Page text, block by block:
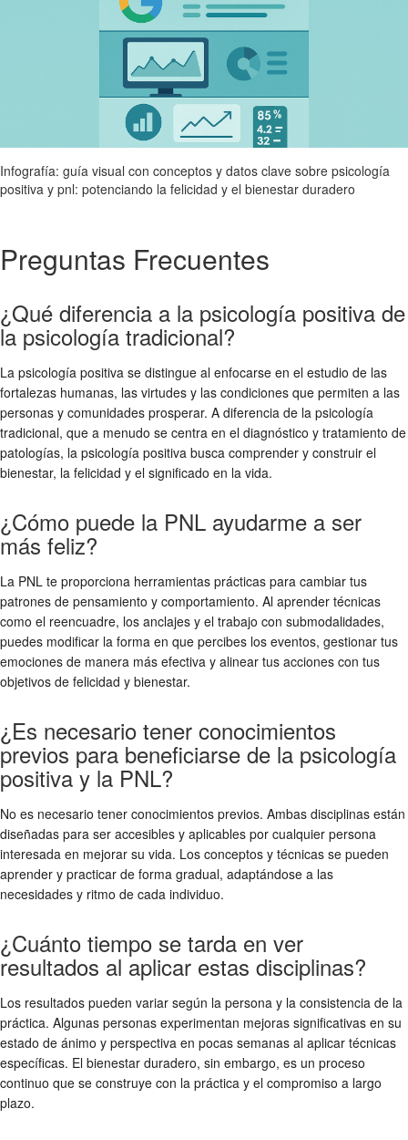
Infografía: guía visual con conceptos y datos clave sobre psicología
positiva y pnl: potenciando la felicidad y el bienestar duradero
Preguntas Frecuentes
¿Qué diferencia a la psicología positiva de
la psicología tradicional?
La psicología positiva se distingue al enfocarse en el estudio de las
fortalezas humanas, las virtudes y las condiciones que permiten a las
personas y comunidades prosperar. A diferencia de la psicología
tradicional, que a menudo se centra en el diagnóstico y tratamiento de
patologías, la psicología positiva busca comprender y construir el
bienestar, la felicidad y el significado en la vida.
¿Cómo puede la PNL ayudarme a ser
más feliz?
La PNL te proporciona herramientas prácticas para cambiar tus
patrones de pensamiento y comportamiento. Al aprender técnicas
como el reencuadre, los anclajes y el trabajo con submodalidades,
puedes modificar la forma en que percibes los eventos, gestionar tus
emociones de manera más efectiva y alinear tus acciones con tus
objetivos de felicidad y bienestar.
¿Es necesario tener conocimientos
previos para beneficiarse de la psicología
positiva y la PNL?
No es necesario tener conocimientos previos. Ambas disciplinas están
diseñadas para ser accesibles y aplicables por cualquier persona
interesada en mejorar su vida. Los conceptos y técnicas se pueden
aprender y practicar de forma gradual, adaptándose a las
necesidades y ritmo de cada individuo.
¿Cuánto tiempo se tarda en ver
resultados al aplicar estas disciplinas?
Los resultados pueden variar según la persona y la consistencia de la
práctica. Algunas personas experimentan mejoras significativas en su
estado de ánimo y perspectiva en pocas semanas al aplicar técnicas
específicas. El bienestar duradero, sin embargo, es un proceso
continuo que se construye con la práctica y el compromiso a largo
plazo.